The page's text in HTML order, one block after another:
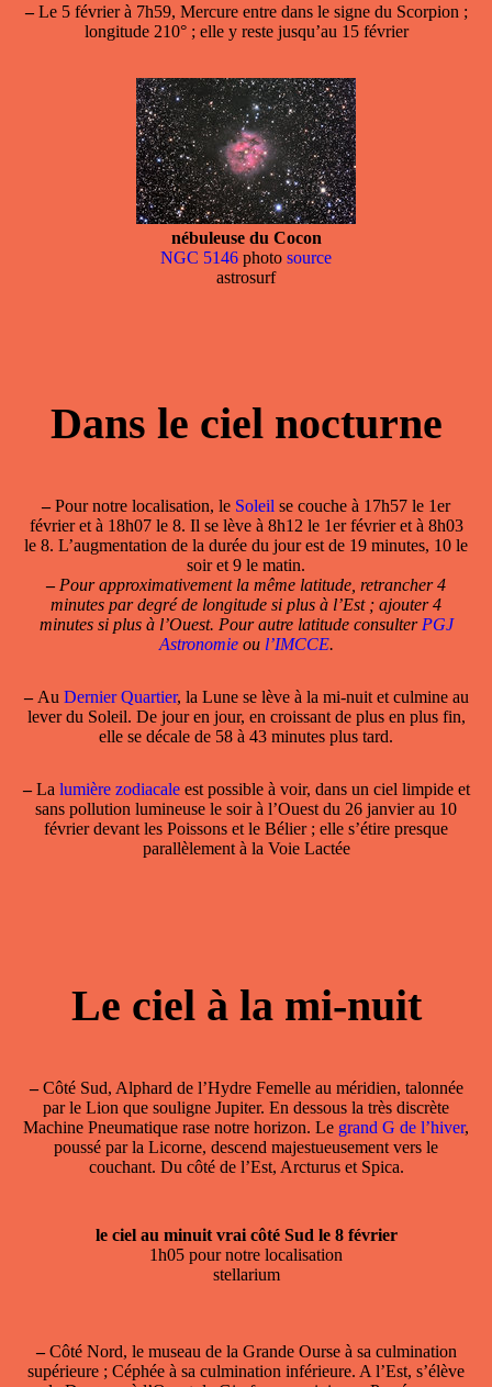
–Le 5 février à 7h59, Mercure entre dans le signe du Scorpion ;
longitude 210° ; elle y reste jusqu’au 15 février
nébuleuse du Cocon
NGC 5146 photo source
astrosurf
Dans le ciel nocturne
–Pour notre localisation, le Soleil se couche à 17h57 le 1er
février et à 18h07 le 8. Il se lève à 8h12 le 1er février et à 8h03
le 8. L’augmentation de la durée du jour est de 19 minutes, 10 le
soir et 9 le matin.
– Pour approximativement la même latitude, retrancher 4
minutes par degré de longitude si plus à l’Est ; ajouter 4
minutes si plus à l’Ouest. Pour autre latitude consulter PGJ
Astronomieou l’IMCCE.
–Au Dernier Quartier, la Lune se lève à la mi-nuit et culmine au
lever du Soleil. De jour en jour, en croissant de plus en plus fin,
elle se décale de 58 à 43 minutes plus tard.
–La lumière zodiacaleest possible à voir, dans un ciel limpide et
sans pollution lumineuse le soir à l’Ouest du 26 janvier au 10
février devant les Poissons et le Bélier ; elle s’étire presque
parallèlement à la Voie Lactée
Le ciel à la mi-nuit
–Côté Sud, Alphard de l’Hydre Femelle au méridien, talonnée
par le Lion que souligne Jupiter. En dessous la très discrète
Machine Pneumatique rase notre horizon. Le grand G de l’hiver,
poussé par la Licorne, descend majestueusement vers le
couchant. Du côté de l’Est, Arcturus et Spica.
le ciel au minuit vrai côté Sud le 8 février
1h05 pour notre localisation
stellarium
–Côté Nord, le museau de la Grande Ourse à sa culmination
supérieure ; Céphée à sa culmination inférieure. A l’Est, s’élève